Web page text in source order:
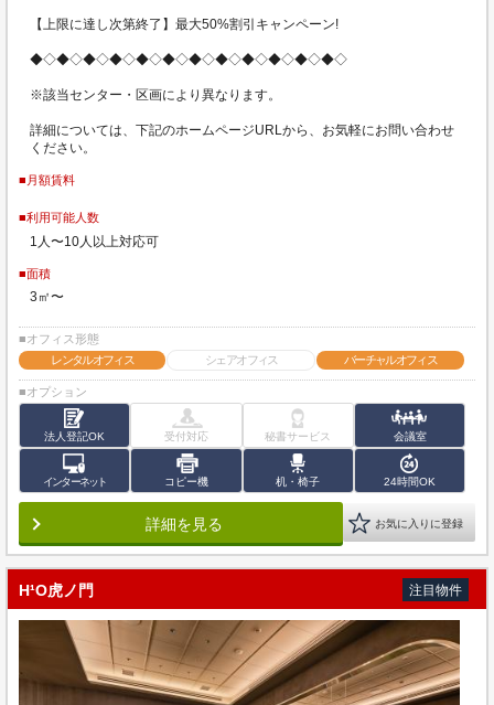
【上限に達し次第終了】最大50%割引キャンペーン!
◆◇◆◇◆◇◆◇◆◇◆◇◆◇◆◇◆◇◆◇◆◇◆◇
※該当センター・区画により異なります。
詳細については、下記のホームページURLから、お気軽にお問い合わせ
ください。
■月額賃料
■利用可能人数
1人〜10人以上対応可
■面積
3㎡〜
■オフィス形態
レンタルオフィス
シェアオフィス バーチャルオフィス
■オプション
法人登記OK 受付対応 秘書サービス 会議室
インターネット コピー機 机・椅子 24時間OK
詳細を見る お気に入りに登録
H¹O虎ノ門 注目物件